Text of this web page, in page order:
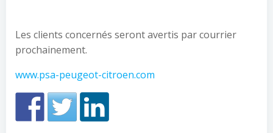
Les clients concernés seront avertis par courrier
prochainement.
www.psa-peugeot-citroen.com